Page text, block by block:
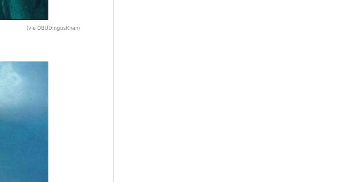
(via OBUDingusKhan)